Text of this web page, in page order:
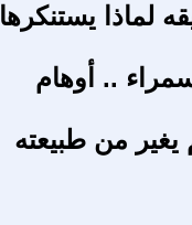
لماذا يستنكرها
.. أوهام
يغير من طبيعته